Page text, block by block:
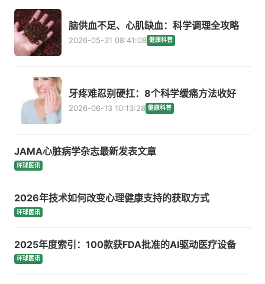
脑供血不足、心肌缺血：科学调理全攻略
2026-05-31 08:41:08 健康科普
牙疼难忍别硬扛：8个科学缓痛方法收好
2026-06-13 10:13:28 健康科普
JAMA心脏病学杂志最新发表文章
环球医讯
2026年技术如何改变心理健康支持的获取方式
环球医讯
2025年度索引：100款获FDA批准的AI驱动医疗设备
环球医讯